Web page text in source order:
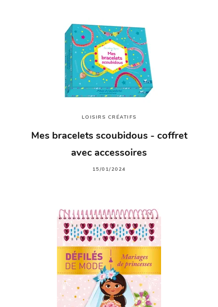
LOISIRS CRÉATIFS
Mes bracelets scoubidous - coffret
avec accessoires
15/01/2024